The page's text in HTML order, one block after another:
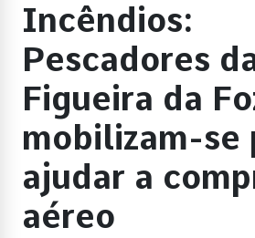
Incêndios:
Pescadores
Figueira da
mobilizam-se
ajudar a
aéreo